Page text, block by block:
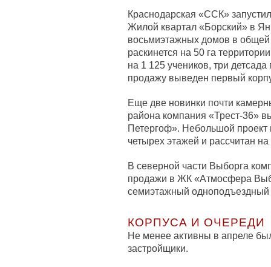
Краснодарская «ССК»
Жилой квартал «Борский» в
восьмиэтажных домов в общей
раскинется на 50 га
на 1 125 учеников, три
продажу выведен первый
Еще две новинки почти
района компания «Трест-36»
Петергоф». Небольшой проект
четырех этажей и рассчитан
В северной части Выборга
продажи в ЖК «Атмосфера
семиэтажный одноподъездный
КОРПУСА И ОЧЕРЕДИ
Не менее активны в апреле
застройщики.